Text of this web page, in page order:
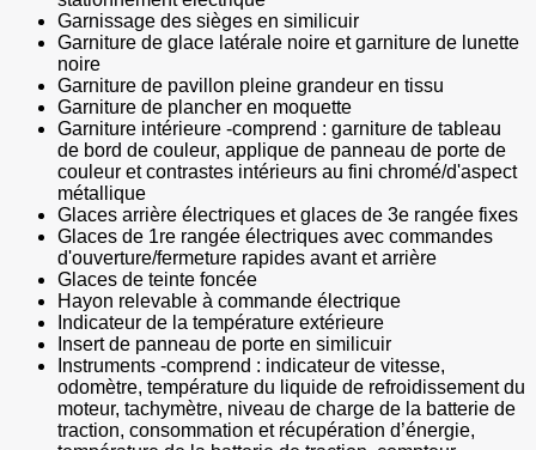
Garnissage des sièges en similicuir
Garniture de glace latérale noire et garniture de lunette
noire
Garniture de pavillon pleine grandeur en tissu
Garniture de plancher en moquette
Garniture intérieure -comprend : garniture de tableau
de bord de couleur, applique de panneau de porte de
couleur et contrastes intérieurs au fini chromé/d'aspect
métallique
Glaces arrière électriques et glaces de 3e rangée fixes
Glaces de 1re rangée électriques avec commandes
d'ouverture/fermeture rapides avant et arrière
Glaces de teinte foncée
Hayon relevable à commande électrique
Indicateur de la température extérieure
Insert de panneau de porte en similicuir
Instruments -comprend : indicateur de vitesse,
odomètre, température du liquide de refroidissement du
moteur, tachymètre, niveau de charge de la batterie de
traction, consommation et récupération d’énergie,